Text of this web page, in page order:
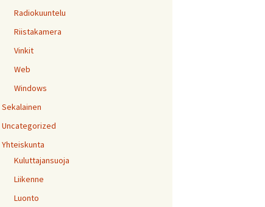
Radiokuuntelu
Riistakamera
Vinkit
Web
Windows
Sekalainen
Uncategorized
Yhteiskunta
Kuluttajansuoja
Liikenne
Luonto